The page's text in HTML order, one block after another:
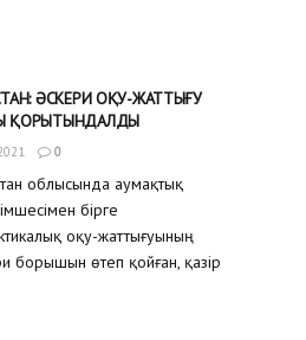
ӘСКЕРИ ОҚУ-ЖАТТЫҒУ
ҚОРЫТЫНДАЛДЫ
0
облысында аумақтық
бірге
оқу-жаттығуының
борышын өтеп қойған, қазір